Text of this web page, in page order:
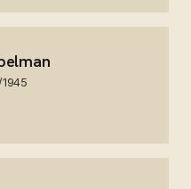
- Nationaal